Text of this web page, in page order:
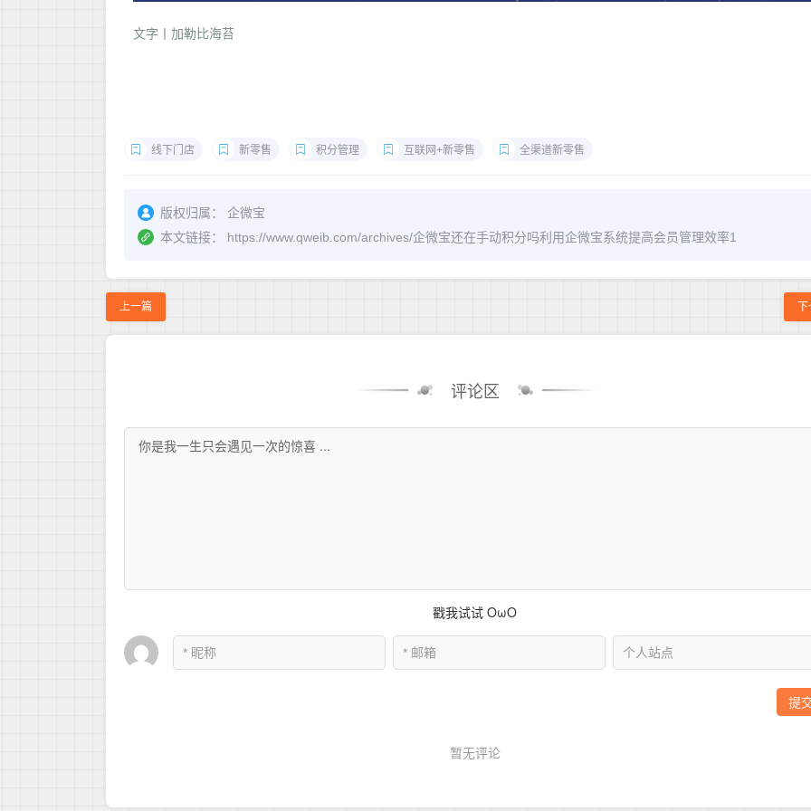
文字丨加勒比海苔
线下门店 新零售 积分管理 互联网+新零售 全渠道新零售
版权归属：
企微宝
本文链接：
https://www.qweib.com/archives/企微宝还在手动积分吗利用企微宝系统提高会员管理效率1
上一篇
评论区